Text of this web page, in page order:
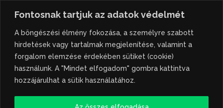
Fontosnak tartjuk az adatok védelmét
A böngészési élmény fokozása, a személyre szabott
hirdetések vagy tartalmak megjelenítése, valamint a
forgalom elemzése érdekében sütiket (cookie)
használunk. A "Mindet elfogadom" gombra kattintva
hozzájárulhat a sütik használatához.
A szenttamás.rs magyar nyelvű internetes hírportálon
megjelenő szerzői írások, a híranyag és minden egyéb
tartalom a portált működtető Gion Nándor Kulturális
Központ szellemi tulajdonát képezik, amely szellemi
tulajdont a nemzetközi és szerbiai törvények védik. A
jogosulatlan felhasználás büntető- és polgári jogi
következményeket von maga után. A hírportálon
ismertetése, illetve közzétett fotók átvétele kizárólag